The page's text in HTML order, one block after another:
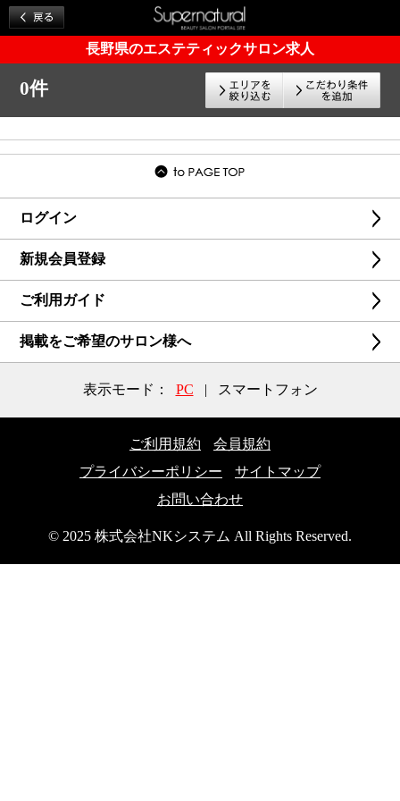
長野県のエステティックサロン求人
0件
ログイン
新規会員登録
ご利用ガイド
掲載をご希望のサロン様へ
表示モード： PC | スマートフォン
ご利用規約
会員規約
プライバシーポリシー
サイトマップ
お問い合わせ
© 2025 株式会社NKシステム All Rights Reserved.